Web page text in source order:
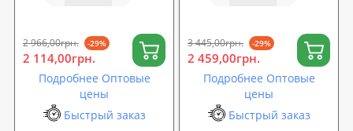
2 966,00грн. -29%
2 114,00грн.
Подробнее Оптовые
цены
Быстрый заказ
3 445,00грн. -29%
2 459,00грн.
Подробнее Оптовые
цены
Быстрый заказ